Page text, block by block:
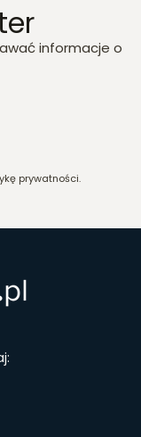
informacje o
prywatności.